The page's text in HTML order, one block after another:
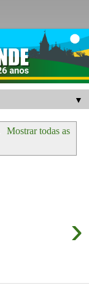
▼
Mostrar todas as
›